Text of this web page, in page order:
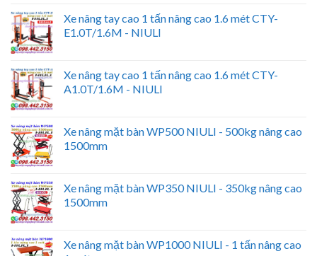
Xe nâng tay cao 1 tấn nâng cao 1.6 mét CTY-
E1.0T/1.6M - NIULI
Xe nâng tay cao 1 tấn nâng cao 1.6 mét CTY-
A1.0T/1.6M - NIULI
Xe nâng mặt bàn WP500 NIULI - 500kg nâng cao
1500mm
Xe nâng mặt bàn WP350 NIULI - 350kg nâng cao
1500mm
Xe nâng mặt bàn WP1000 NIULI - 1 tấn nâng cao